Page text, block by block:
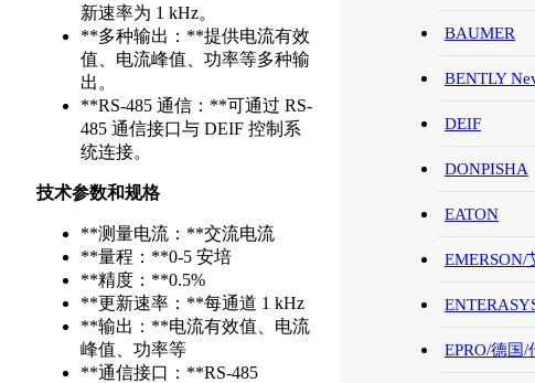
新速率为 1 kHz。
**多种输出：**提供电流有效
值、电流峰值、功率等多种输
出。
**RS-485 通信：**可通过 RS-
485 通信接口与 DEIF 控制系
统连接。
技术参数和规格
**测量电流：**交流电流
**量程：**0-5 安培
**精度：**0.5%
**更新速率：**每通道 1 kHz
**输出：**电流有效值、电流
峰值、功率等
**通信接口：**RS-485
BAUMER
BENTLY
DEIF
DONPISHA
EATON
EMERSON/
EPRO/德国/